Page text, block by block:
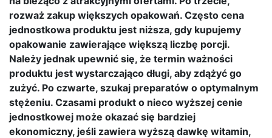
rozważ zakup większych opakowań. Często cena
jednostkowa produktu jest niższa, gdy kupujemy
opakowanie zawierające większą liczbę porcji.
Należy jednak upewnić się, że termin ważności
produktu jest wystarczająco długi, aby zdążyć go
zużyć. Po czwarte, szukaj preparatów o optymalnym
stężeniu. Czasami produkt o nieco wyższej cenie
jednostkowej może okazać się bardziej
ekonomiczny, jeśli zawiera wyższą dawkę witamin,